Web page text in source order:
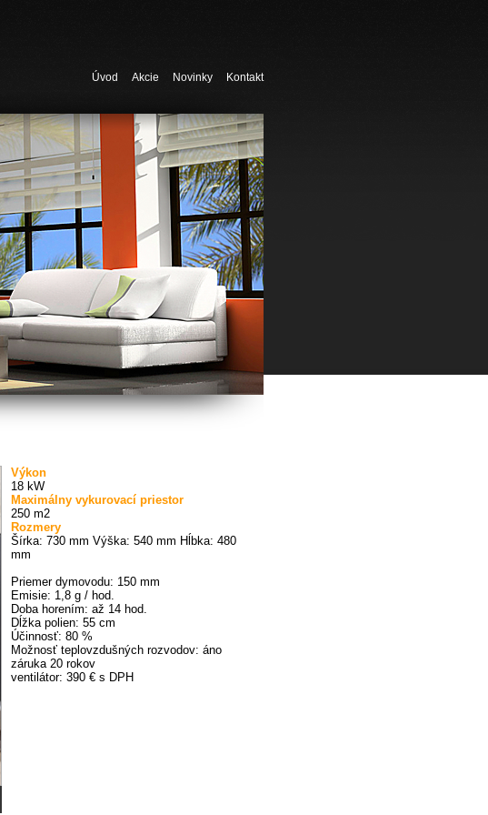
Úvod Akcie Novinky Kontakt
Výkon
18 kW
Maximálny vykurovací priestor
250 m2
Rozmery
Šírka: 730 mm Výška: 540 mm Hĺbka: 480
mm
Priemer dymovodu: 150 mm
Emisie: 1,8 g / hod.
Doba horením: až 14 hod.
Dĺžka polien: 55 cm
Účinnosť: 80 %
Možnosť teplovzdušných rozvodov: áno
záruka 20 rokov
ventilátor: 390 € s DPH